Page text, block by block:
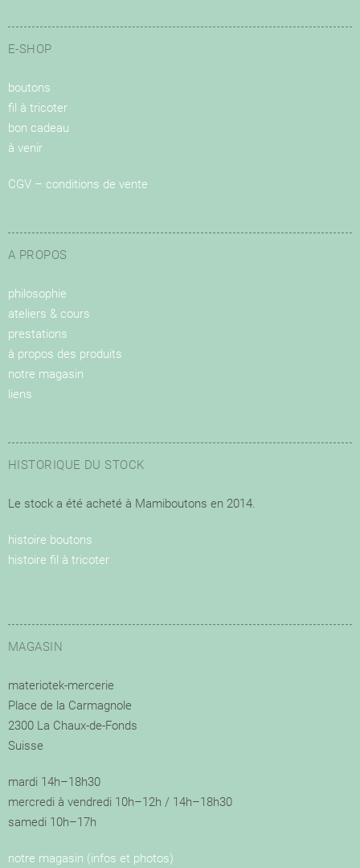
E-SHOP
boutons
fil à tricoter
bon cadeau
à venir
CGV – conditions de vente
A PROPOS
philosophie
ateliers & cours
prestations
à propos des produits
notre magasin
liens
HISTORIQUE DU STOCK
Le stock a été acheté à Mamiboutons en 2014.
histoire boutons
histoire fil à tricoter
MAGASIN
materiotek-mercerie
Place de la Carmagnole
2300 La Chaux-de-Fonds
Suisse
mardi 14h–18h30
mercredi à vendredi 10h–12h / 14h–18h30
samedi 10h–17h
notre magasin (infos et photos)